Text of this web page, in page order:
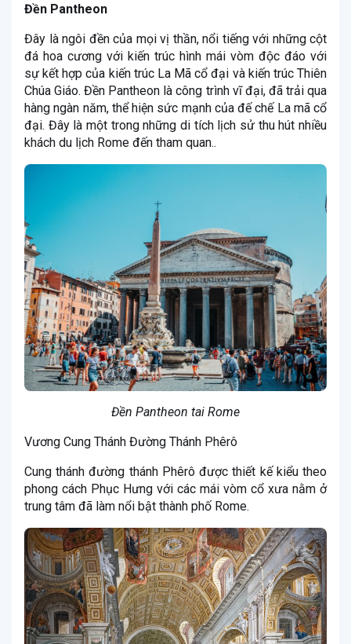
Đền Pantheon
Đây là ngôi đền của mọi vị thần, nổi tiếng với những cột
đá hoa cương với kiến trúc hình mái vòm độc đáo với
sự kết hợp của kiến trúc La Mã cổ đại và kiến trúc Thiên
Chúa Giáo. Đền Pantheon là công trình vĩ đại, đã trải qua
hàng ngàn năm, thể hiện sức mạnh của đế chế La mã cổ
đại. Đây là một trong những di tích lịch sử thu hút nhiều
khách du lịch Rome đến tham quan..
Đền Pantheon tai Rome
Vương Cung Thánh Đường Thánh Phêrô
Cung thánh đường thánh Phêrô được thiết kế kiểu theo
phong cách Phục Hưng với các mái vòm cổ xưa nằm ở
trung tâm đã làm nổi bật thành phố Rome.